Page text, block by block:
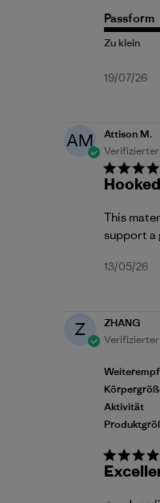
Passform
19/07/26
AM
Attison M.
Hooked
This
support a
13/05/26
Z
ZHANG
Aktivität